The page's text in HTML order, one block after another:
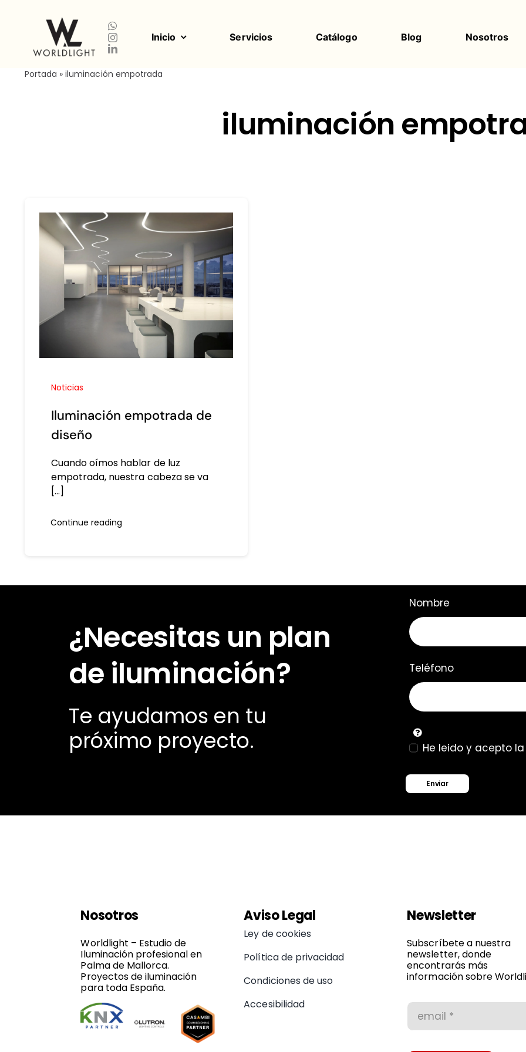
contenido
Inicio Servicios Catálogo Blog Nosotros
Portada »iluminación empotrada
iluminación
Noticias
Iluminación empotrada de
diseño
Cuando oímos hablar de luz
empotrada, nuestra cabeza se va
[...]
Continue reading
¿Necesitas un plan
de iluminación?
Te ayudamos en tu
próximo proyecto.
Nombre
Teléfono
He leido y acepto la
Enviar
Nosotros
Worldlight – Estudio de
Iluminación profesional en
Palma de Mallorca.
Proyectos de iluminación
para toda España.
Aviso Legal
Ley de cookies
Política de privacidad
Condiciones de uso
Accesibilidad
Newsletter
Subscríbete a nuestra
newsletter, donde
encontrarás más
información sobre